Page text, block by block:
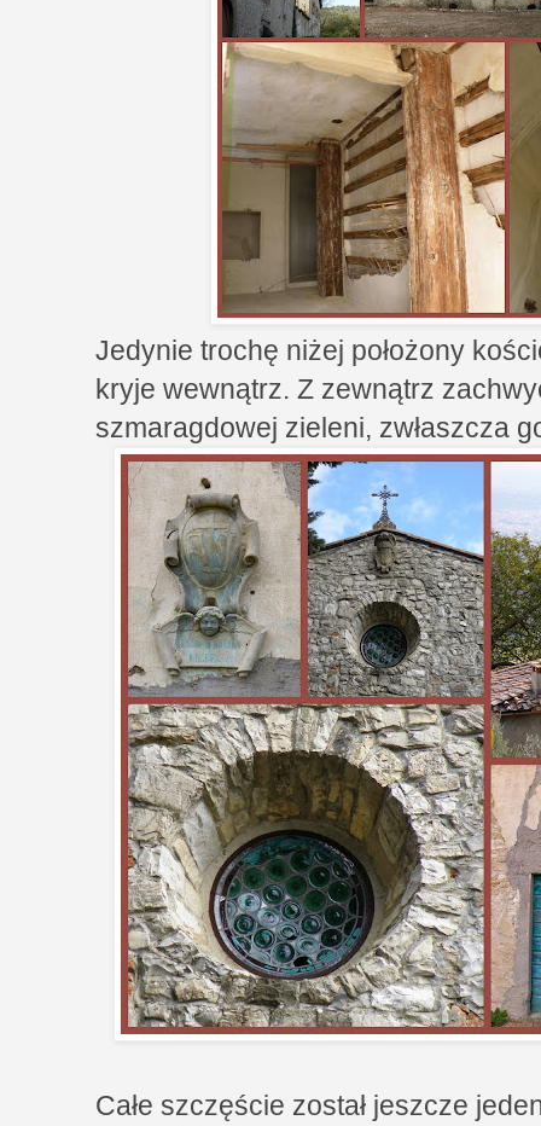
Jedynie trochę niżej położony
kryje wewnątrz. Z zewnątrz
szmaragdowej zieleni, zwłaszcza
Całe szczęście został jeszcze